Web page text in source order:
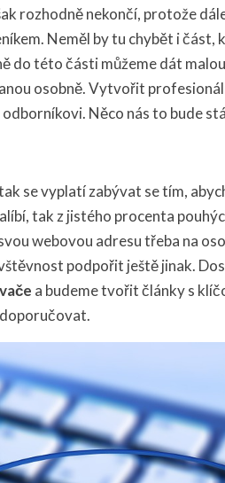
rozhodně nekončí, protože
Neměl by tu chybět i část,
do této části můžeme dát
osobně. Vytvořit
Něco nás to bude
se vyplatí zabývat se tím,
tak z jistého procenta
webovou adresu třeba na
podpořit ještě jinak.
a budeme tvořit články s